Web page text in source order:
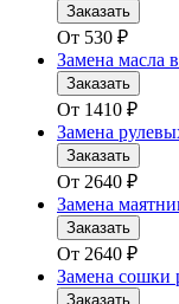
Заказать
От 530 ₽
Замена масла
Заказать
От 1410 ₽
Замена
Заказать
От 2640 ₽
Замена
Заказать
От 2640 ₽
Замена сошки
Заказать